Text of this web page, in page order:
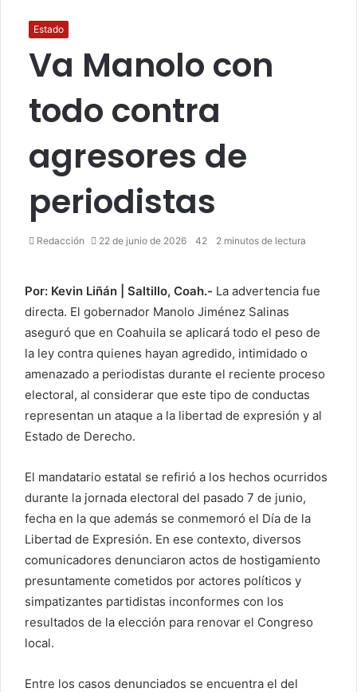
Estado
Va Manolo con
todo contra
agresores de
periodistas
Redacción 22 de junio de 2026 42 2 minutos de lectura
Por: Kevin Liñán | Saltillo, Coah.- La advertencia fue
directa. El gobernador Manolo Jiménez Salinas
aseguró que en Coahuila se aplicará todo el peso de
la ley contra quienes hayan agredido, intimidado o
amenazado a periodistas durante el reciente proceso
electoral, al considerar que este tipo de conductas
representan un ataque a la libertad de expresión y al
Estado de Derecho.
El mandatario estatal se refirió a los hechos ocurridos
durante la jornada electoral del pasado 7 de junio,
fecha en la que además se conmemoró el Día de la
Libertad de Expresión. En ese contexto, diversos
comunicadores denunciaron actos de hostigamiento
presuntamente cometidos por actores políticos y
simpatizantes partidistas inconformes con los
resultados de la elección para renovar el Congreso
local.
Entre los casos denunciados se encuentra el del